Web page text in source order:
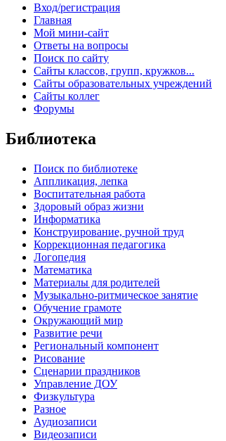
Вход/регистрация
Главная
Мой мини-сайт
Ответы на вопросы
Поиск по сайту
Сайты классов, групп, кружков...
Сайты образовательных учреждений
Сайты коллег
Форумы
Библиотека
Поиск по библиотеке
Аппликация, лепка
Воспитательная работа
Здоровый образ жизни
Информатика
Конструирование, ручной труд
Коррекционная педагогика
Логопедия
Математика
Материалы для родителей
Музыкально-ритмическое занятие
Обучение грамоте
Окружающий мир
Развитие речи
Региональный компонент
Рисование
Сценарии праздников
Управление ДОУ
Физкультура
Разное
Аудиозаписи
Видеозаписи